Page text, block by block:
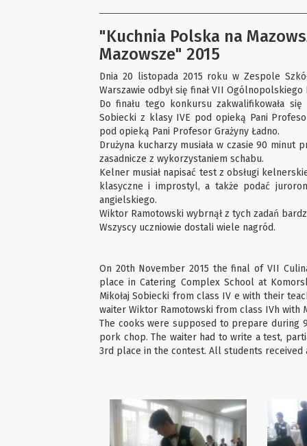
"Kuchnia Polska na
Mazowsze" 2015
Dnia 20 listopada 2015 roku w Zespole
Warszawie odbył się finał VII
Do finału tego konkursu zakwalifikowała
Sobiecki z klasy IVE pod opieką Pani
pod opieką Pani Profesor Grażyny Ładno.
Drużyna kucharzy musiała w czasie 90
zasadnicze z wykorzystaniem schabu.
Kelner musiał napisać test z obsługi
klasyczne i improstyl, a także podać
angielskiego.
Wiktor Ramotowski wybrnął z tych zadań
Wszyscy uczniowie dostali wiele nagród.
On 20th November 2015 the final of VII
place in Catering Complex School at
Mikołaj Sobiecki from class IV e with their
waiter Wiktor Ramotowski from class IVh with
The cooks were supposed to prepare during
pork chop. The waiter had to write a test,
3rd place in the contest. All students received